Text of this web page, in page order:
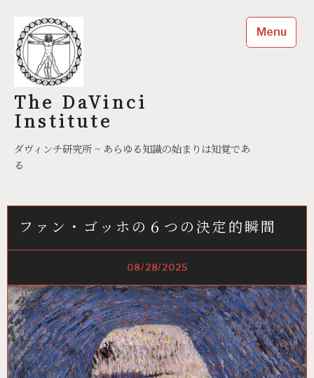
content
The DaVinci
Institute
ダヴィンチ研究所 ~ あらゆる知識の始まりは知覚であ
る
Menu
ファン・ゴッホの６つの決定的瞬間
08/28/2025